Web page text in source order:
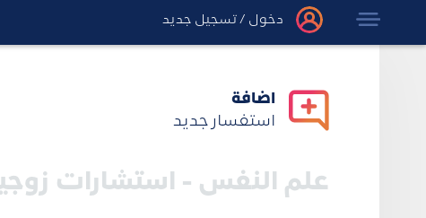
دخول / تسجيل جديد
اضافة
استفسار جديد
علم النفس - استشارات